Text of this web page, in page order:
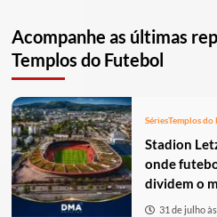
Acompanhe as últimas
Templos do Futebol
SériesTemplos do
Stadion
onde
dividem o
31 de julho